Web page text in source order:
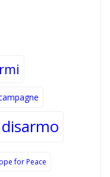
disarmo
for Peace